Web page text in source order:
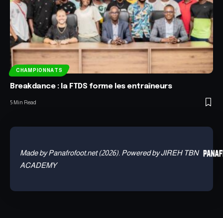
CHAMPIONNATS
Breakdance : la FTDS forme les entraîneurs
5 Min Read
Made by Panafrofoot.net (2026). Powered by JIREH TBN
ACADEMY